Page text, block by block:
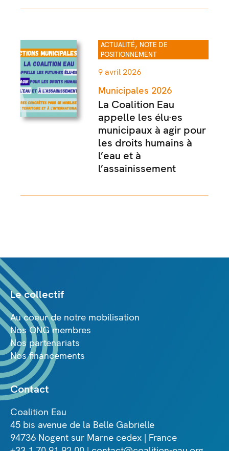
ACTUALITÉ, NOTE DE
POSITIONNEMENT
9 avril 2026
Municipales 2026
La Coalition Eau
appelle les élu·es
municipaux à agir pour
les droits humains à
l’eau et à
l’assainissement
Le collectif
Au coeur de notre mobilisation
Nos ONG membres
Nos partenariats
Nos financements
Contact
Coalition Eau
45 bis avenue de la Belle Gabrielle
94736 Nogent sur Marne cedex | France